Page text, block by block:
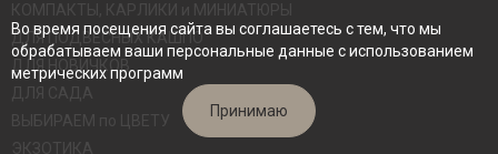
КОМПАКТЫ, КАРЛИКИ и МИНИАТЮРЫ
ДЛЯ ПОДВЕСНЫХ КАШПО
ДЛЯ НОВИЧКОВ
ДЛЯ САДА
ВЫБИРАЕМ по ЦВЕТУ
ЭКЗОТИКА
Во время посещения сайта вы соглашаетесь с тем, что мы
обрабатываем ваши персональные данные с использованием
метрических программ
Принимаю